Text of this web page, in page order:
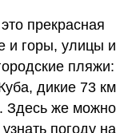
прекрасная
и горы, улицы и
пляжи:
дикие 73 км
Здесь же можно
погоду на